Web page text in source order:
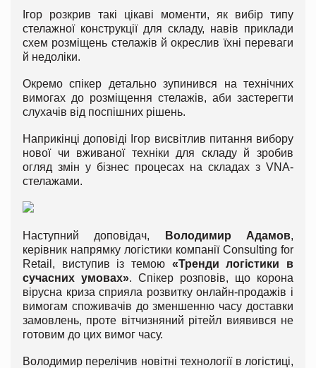
Ігор розкрив такі цікаві моменти, як вибір типу
стелажної конструкції для складу, навів приклади
схем розміщень стелажів й окреслив їхні переваги
й недоліки.
Окремо спікер детально зупинився на технічних
вимогах до розміщення стелажів, аби застерегти
слухачів від поспішних рішень.
Наприкінці доповіді Ігор висвітлив питання вибору
нової чи вживаної техніки для складу й зробив
огляд змін у бізнес процесах на складах з VNA-
стелажами.
Наступний доповідач, Володимир Адамов,
керівник напрямку логістики компанії Consulting for
Retail, виступив із темою «Тренди логістики в
сучасних умовах». Спікер розповів, що корона
вірусна криза сприяла розвитку онлайн-продажів і
вимогам споживачів до зменшенню часу доставки
замовлень, проте вітчизняний рітейл виявився не
готовим до цих вимог часу.
Володимир перелічив новітні технології в логістиці,